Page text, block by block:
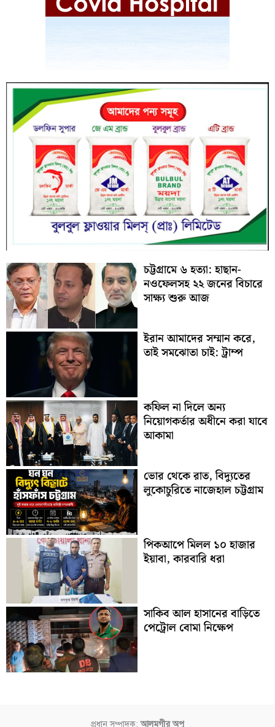
চট্টগ্রামে ৬ হত্যা: হাছান-
নওফেলসহ ২২ জনের বিচারে
সাক্ষ্য শুরু আজ
ইরান আমাদের সম্মান করে,
তাই সমঝোতা চাই: ট্রাম্প
কফিল না দিলে অন্য
নিয়োগকর্তার অধীনে করা যাবে
আকামা
ভোর থেকে রাত, বিদ্যুতের
লুকোচুরিতে নাজেহাল চট্টগ্রাম
পিকআপে মিলল ১০ হাজার
ইয়াবা, কারবারি ধরা
সাকিব আল হাসানের বাড়িতে
পেট্রোল বোমা নিক্ষেপ
প্রধান সম্পাদক:আলমগীর অপু